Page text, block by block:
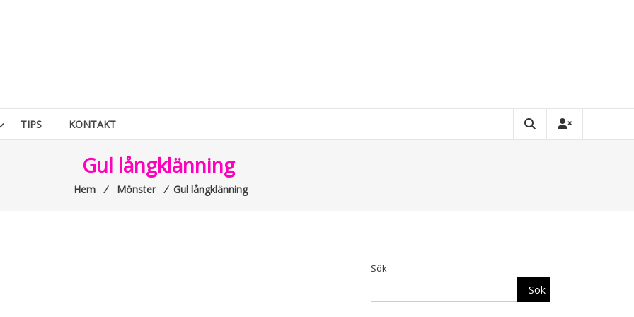
TIPS KONTAKT
Gul långklänning
Hem ⁄ Mönster ⁄ Gul långklänning
Sök
Sök